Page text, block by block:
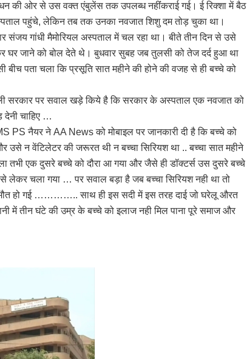
की ओर से उस वक्त एंबुलेंस तक उपलब्ध नहींंकराई गई। ई रिक्शा में बैठ
पहुंचे, लेकिन तब तक उनका नवजात शिशु दम तोड़ चुका था।
संजय गांधी मैमोरियल अस्पताल में चल रहा था। बीते तीन दिन से उसे
घर जाने को बोल देते थे। बुधवार सुबह जब तुलसी को तेज दर्द हुआ था
बीच पता चला कि प्रसूति सात महीने की होने की वजह से ही बच्चे को
सरकार पर सवाल खड़े किये है कि सरकार के अस्पताल एक नवजात को
देनी चाहिए …
PS नैयर ने AA News को मोबाइल पर जानकारी दी है कि बच्चे को
उसे न वेंटिलेटर की जरूरत थी न बच्चा सिरियश था .. बच्चा सात महीने
तभी एक दुसरे बच्चे को दौरा आ गया और जैसे ही डॉक्टर्स उस दुसरे बच्चे
लेकर चला गया … पर सवाल बड़ा है जब बच्चा सिरियश नही था तो
मौत हो गई ………….. साथ ही इस सदी में इस तरह दाई जो घरेलू औरत
में तीन घंटे की उम्र के बच्चे को इलाज नही मिल पाना पूरे समाज और